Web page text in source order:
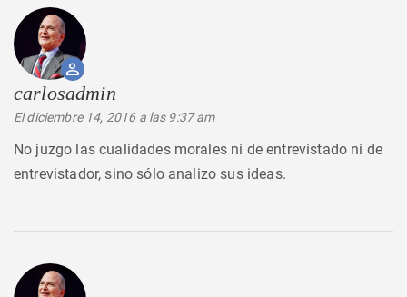
carlosadmin
El diciembre 14, 2016 a las 9:37 am
No juzgo las cualidades morales ni de entrevistado ni de
entrevistador, sino sólo analizo sus ideas.